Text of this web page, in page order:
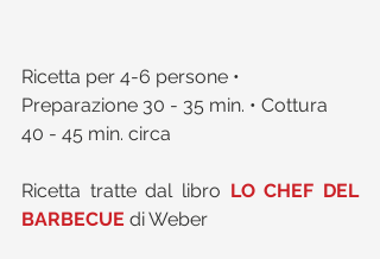
Ricetta per 4-6 persone •
Preparazione 30 - 35 min. • Cottura
40 - 45 min. circa
Ricetta tratte dal libro LO CHEF DEL
BARBECUE di Weber